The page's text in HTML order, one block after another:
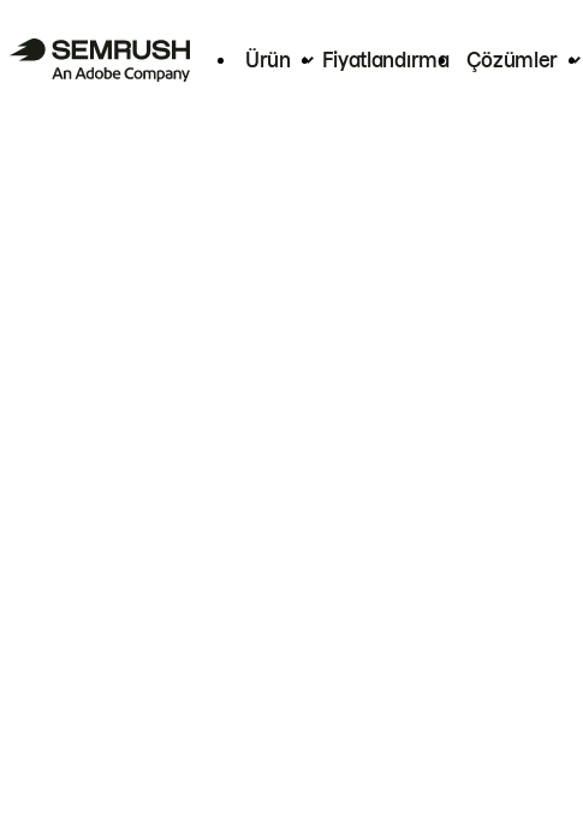
Ürün Fiyatlandırma Çözümler